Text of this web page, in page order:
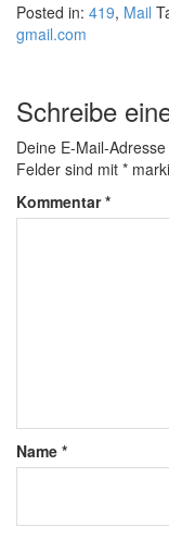
Posted in: 419, Mail
gmail.com
Schreibe
Deine E-Mail-
Felder sind mit *
Kommentar*
Name *